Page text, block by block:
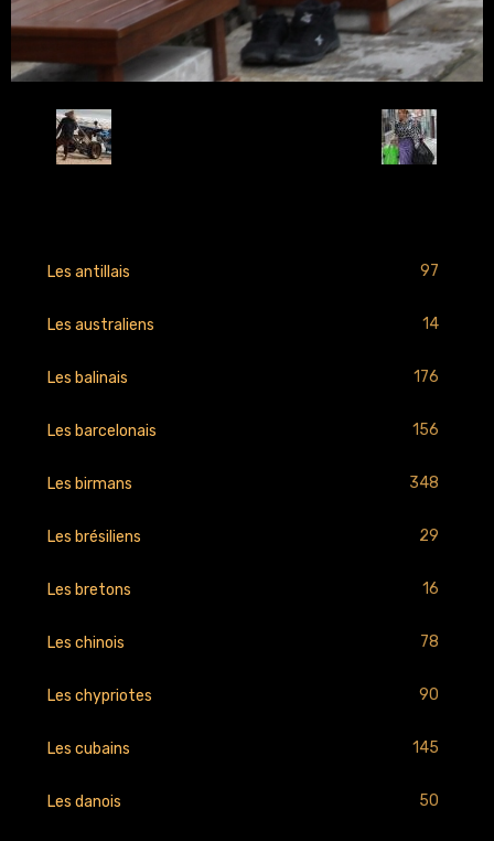
Les antillais 97
Les australiens 14
Les balinais 176
Les barcelonais 156
Les birmans 348
Les brésiliens 29
Les bretons 16
Les chinois 78
Les chypriotes 90
Les cubains 145
Les danois 50